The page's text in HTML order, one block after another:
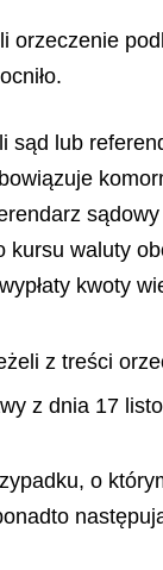
orzeczenie
sąd lub
kursu waluty
kwoty
z treści
z dnia 17
o